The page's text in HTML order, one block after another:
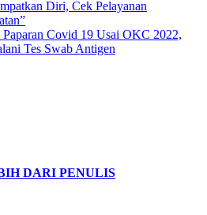
Diri, Cek Pelayanan
Paparan Covid 19 Usai OKC 2022,
Tes Swab Antigen
DARI PENULIS